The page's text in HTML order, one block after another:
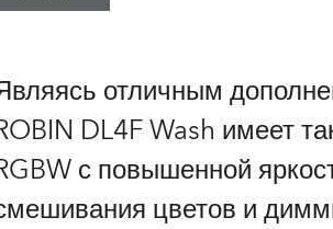
отличным
DL4F Wash имеет
с повышенной
цветов и